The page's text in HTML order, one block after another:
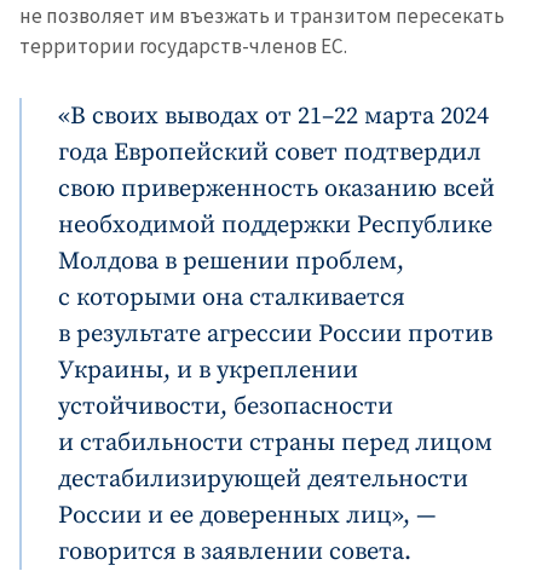
не позволяет им въезжать и транзитом пересекать
территории государств-членов ЕС.
«В своих выводах от 21–22 марта 2024
года Европейский совет подтвердил
свою приверженность оказанию всей
необходимой поддержки Республике
Молдова в решении проблем,
с которыми она сталкивается
в результате агрессии России против
Украины, и в укреплении
устойчивости, безопасности
и стабильности страны перед лицом
дестабилизирующей деятельности
России и ее доверенных лиц», —
говорится в заявлении совета.